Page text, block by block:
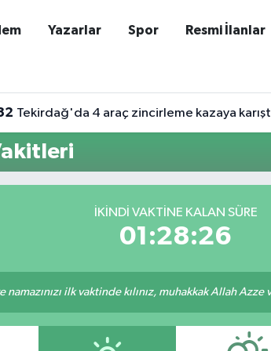
Yazarlar Spor Resmi İlanlar
Tekirdağ'da 4 araç zincirleme kazaya
İKINDI VAKTINE KALAN SÜRE
01:28:26
ilk vaktinde kılınız, muhakkak Allah